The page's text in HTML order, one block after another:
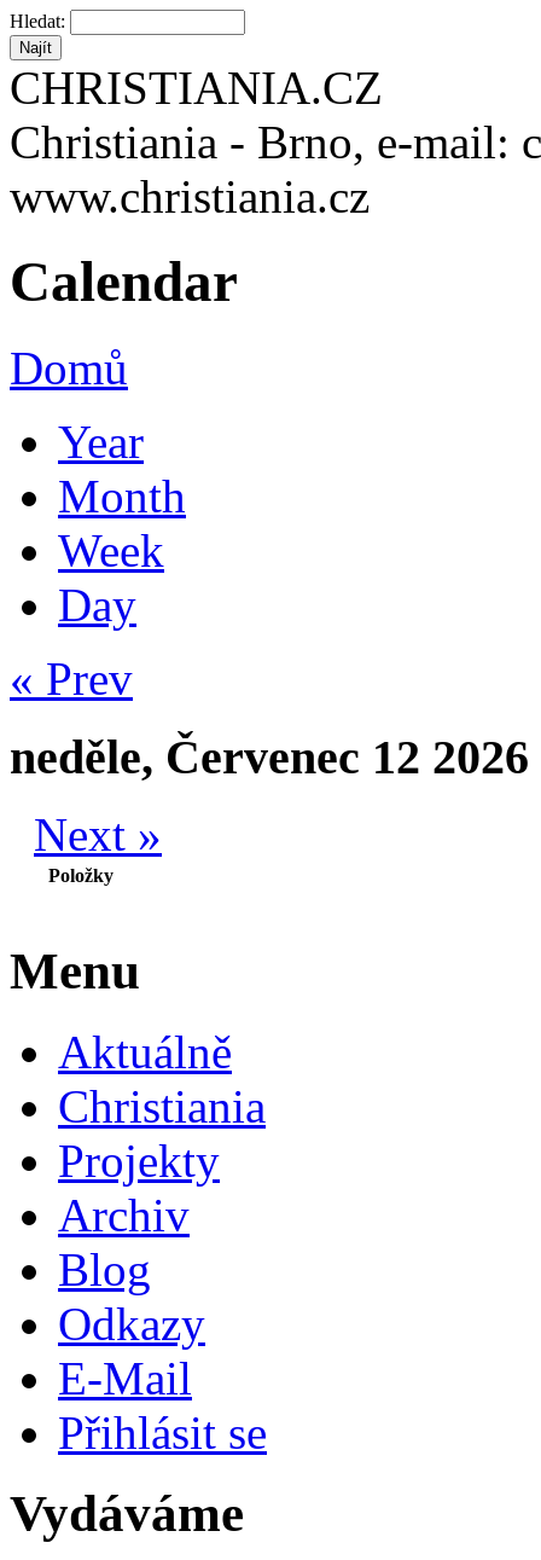
Hledat:
CHRISTIANIA.CZ
Christiania - Brno, e-mail:
www.christiania.cz
Calendar
Domů
Year
Month
Week
Day
« Prev
neděle, Červenec 12 2026
Next »
Položky
Menu
Aktuálně
Christiania
Projekty
Archiv
Blog
Odkazy
E-Mail
Přihlásit se
Vydáváme